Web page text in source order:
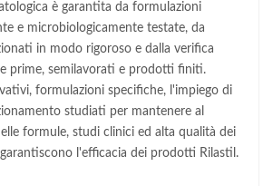
è garantita da formulazioni
e microbiologicamente testate, da
in modo rigoroso e dalla verifica
prime, semilavorati e prodotti finiti.
formulazioni specifiche, l'impiego di
studiati per mantenere al
formule, studi clinici ed alta qualità dei
l'efficacia dei prodotti Rilastil.